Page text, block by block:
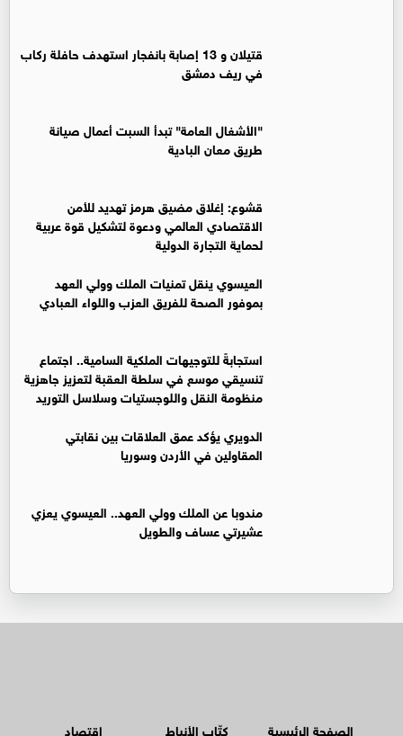
قتيلان و 13 إصابة بانفجار استهدف حافلة ركاب
في ريف دمشق
"الأشغال العامة" تبدأ السبت أعمال صيانة
طريق معان البادية
قشوع: إغلاق مضيق هرمز تهديد للأمن
الاقتصادي العالمي ودعوة لتشكيل قوة عربية
لحماية التجارة الدولية
العيسوي ينقل تمنيات الملك وولي العهد
بموفور الصحة للفريق العزب واللواء العبادي
استجابةً للتوجيهات الملكية السامية.. اجتماع
تنسيقي موسع في سلطة العقبة لتعزيز جاهزية
منظومة النقل واللوجستيات وسلاسل التوريد
الدويري يؤكد عمق العلاقات بين نقابتي
المقاولين في الأردن وسوريا
مندوبا عن الملك وولي العهد.. العيسوي يعزي
عشيرتي عساف والطويل
الصفحة الرئيسية كتّاب الأنباط اقتصاد